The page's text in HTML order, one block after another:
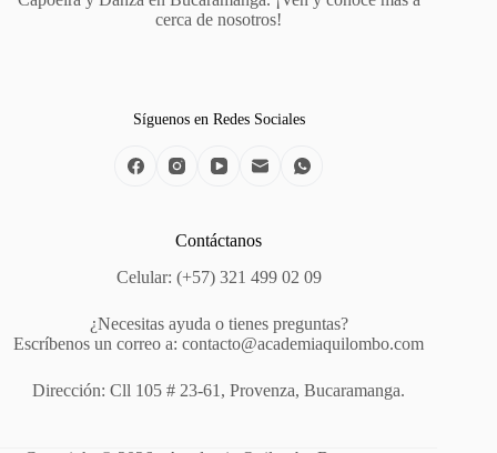
cerca de nosotros!
Síguenos en Redes Sociales
Contáctanos
Celular: (+57) 321 499 02 09
¿Necesitas ayuda o tienes preguntas?
Escríbenos un correo a: contacto@academiaquilombo.com
Dirección: Cll 105 # 23-61, Provenza, Bucaramanga.